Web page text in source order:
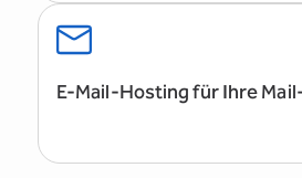
E-Mail-Hosting für Ihre